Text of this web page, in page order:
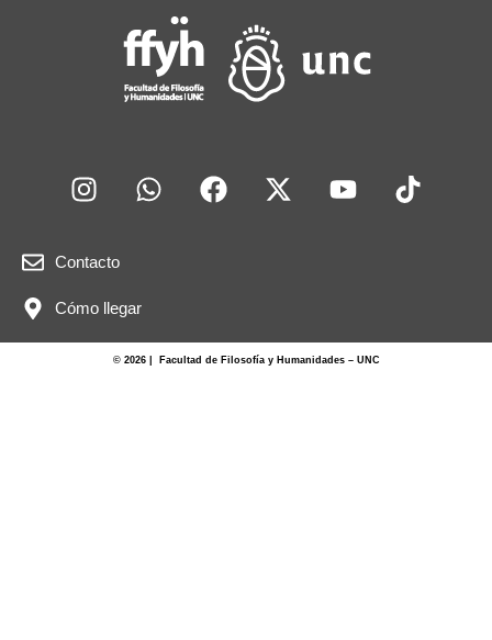
Contacto
Cómo llegar
© 2026 | Facultad de Filosofía y Humanidades – UNC